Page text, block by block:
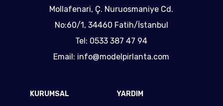
Mollafenari, Ç. Nuruosmaniye Cd.
No:60/1, 34460 Fatih/İstanbul
Tel: 0533 387 47 94
Email: info@modelpirlanta.com
KURUMSAL
YARDIM